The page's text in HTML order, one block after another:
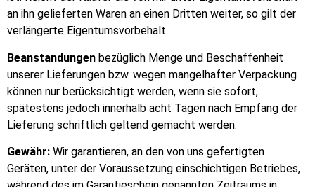
an ihn gelieferten Waren an einen Dritten weiter, so gilt der
verlängerte Eigentumsvorbehalt.
Beanstandungen bezüglich Menge und Beschaffenheit
unserer Lieferungen bzw. wegen mangelhafter Verpackung
können nur berücksichtigt werden, wenn sie sofort,
spätestens jedoch innerhalb acht Tagen nach Empfang der
Lieferung schriftlich geltend gemacht werden.
Gewähr: Wir garantieren, an den von uns gefertigten
Geräten, unter der Voraussetzung einschichtigen Betriebes,